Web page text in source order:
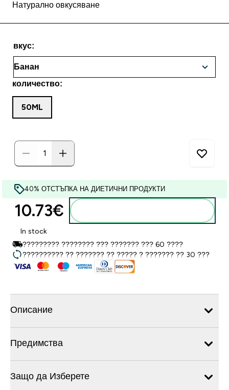
Натурално овкусяване
вкус:
количество:
50ML
40% ОТСТЪПКА НА ДИЕТИЧНИ ПРОДУКТИ
10.73€‎
In stock
????????? ???????? ??? ??????? ??? 60 ????
?????????? ?? ??????? ?? ????? ? ??????? ?? 30 ???
Описание
Предимства
Защо да Изберете